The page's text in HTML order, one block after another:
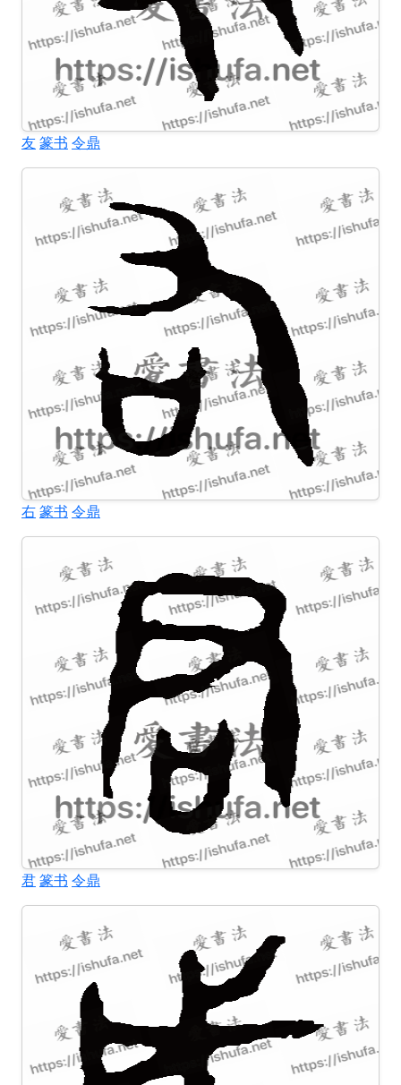
友篆书 令鼎
右篆书 令鼎
君篆书 令鼎